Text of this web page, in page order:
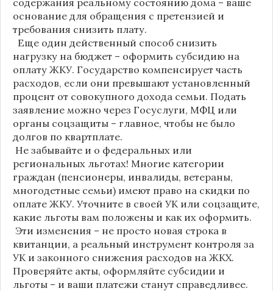
основание для обращения с претензией и
требования снизить плату.
Еще один действенный способ снизить
нагрузку на бюджет – оформить субсидию на
оплату ЖКУ. Государство компенсирует часть
расходов, если они превышают установленный
процент от совокупного дохода семьи. Подать
заявление можно через Госуслуги, МФЦ или
органы соцзащиты – главное, чтобы не было
долгов по квартплате.
Не забывайте и о федеральных или
региональных льготах! Многие категории
граждан (пенсионеры, инвалиды, ветераны,
многодетные семьи) имеют право на скидки по
оплате ЖКУ. Уточните в своей УК или соцзащите,
какие льготы вам положены и как их оформить.
Эти изменения – не просто новая строка в
квитанции, а реальный инструмент контроля за
УК и законного снижения расходов на ЖКХ.
Проверяйте акты, оформляйте субсидии и
льготы – и ваши платежи станут справедливее.